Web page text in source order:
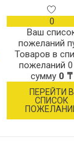
0
Ваш
пожеланий
Товаров в
пожеланий 0
сумму 0 ₸
ПЕРЕЙТИ В
СПИСОК